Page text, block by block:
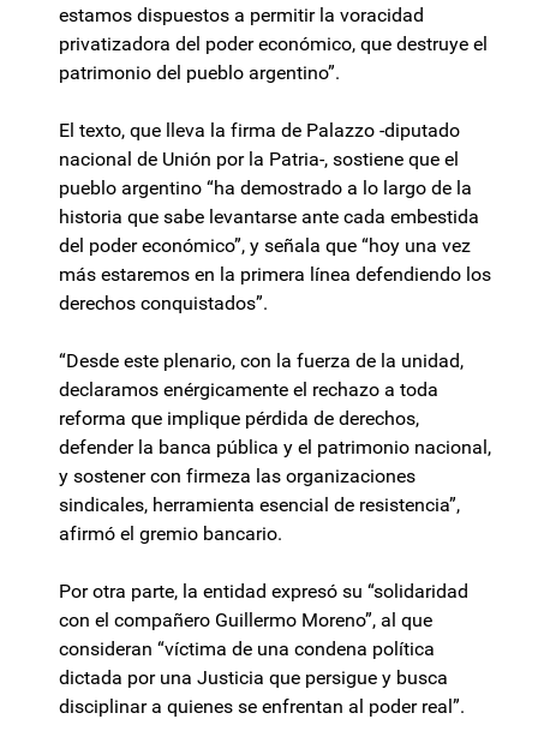
estamos dispuestos a permitir la voracidad
privatizadora del poder económico, que destruye el
patrimonio del pueblo argentino”.
El texto, que lleva la firma de Palazzo -diputado
nacional de Unión por la Patria-, sostiene que el
pueblo argentino “ha demostrado a lo largo de la
historia que sabe levantarse ante cada embestida
del poder económico”, y señala que “hoy una vez
más estaremos en la primera línea defendiendo los
derechos conquistados”.
“Desde este plenario, con la fuerza de la unidad,
declaramos enérgicamente el rechazo a toda
reforma que implique pérdida de derechos,
defender la banca pública y el patrimonio nacional,
y sostener con firmeza las organizaciones
sindicales, herramienta esencial de resistencia”,
afirmó el gremio bancario.
Por otra parte, la entidad expresó su “solidaridad
con el compañero Guillermo Moreno”, al que
consideran “víctima de una condena política
dictada por una Justicia que persigue y busca
disciplinar a quienes se enfrentan al poder real”.